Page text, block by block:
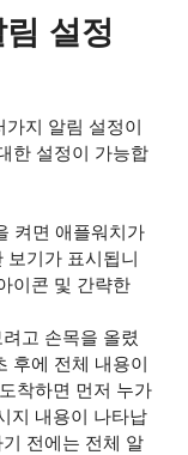
설정
지 알림 설정이
한 설정이 가능합
켜면 애플워치가
보기가 표시됩니
이콘 및 간략한
고 손목을 올렸
후에 전체 내용이
착하면 먼저 누가
지 내용이 나타납
전에는 전체 알